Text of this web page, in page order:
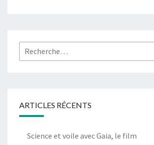
Rechercher :
ARTICLES RÉCENTS
Science et voile avec Gaia, le film